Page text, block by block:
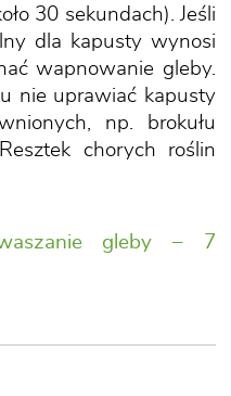
30 sekundach). Jeśli
dla kapusty wynosi
wapnowanie gleby.
nie uprawiać kapusty
np. brokułu
chorych roślin
gleby – 7